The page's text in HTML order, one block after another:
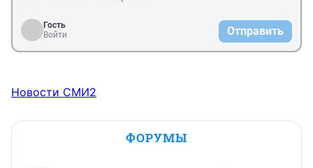
Гость
Войти
Отправить
Новости СМИ2
ФОРУМЫ